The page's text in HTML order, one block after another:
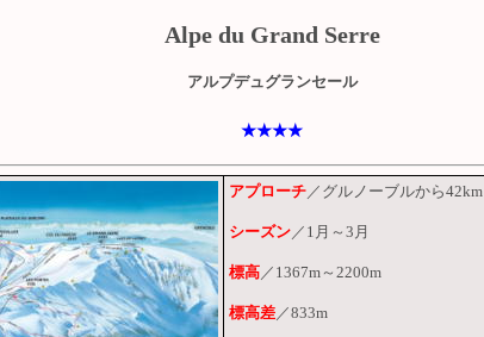
Alpe du Grand Serre
アルプデュグランセール
★★★★
アプローチ／グルノーブルから42km
シーズン／1月～3月
標高／1367m～2200m
標高差／833m